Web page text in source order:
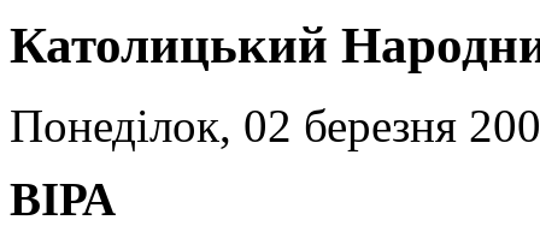
Католицький
Понеділок, 02 березня
ВІРА